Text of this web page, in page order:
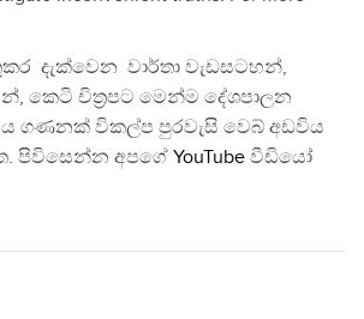
දැක්වෙන වාර්තා වැඩසටහන්,
කෙටි චිත්‍රපට මෙන්ම දේශපාලන
සිය ගණනක් විකල්ප පුරවැසි වෙබ් අඩවිය
පිවිසෙන්න අපගේ YouTube වීඩියෝ